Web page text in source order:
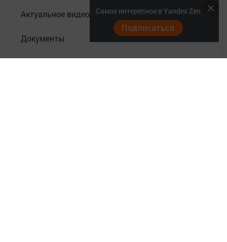
Актуальное видео
Документы
Самое интересное в Yandex Zen
Подписаться